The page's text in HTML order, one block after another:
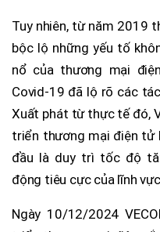
Tuy nhiên, từ năm 2019
bộc lộ những yếu tố
nổ của thương mại
Covid-19 đã lộ rõ các
Xuất phát từ thực tế đó,
triển thương mại điện tử
đầu là duy trì tốc độ
động tiêu cực của lĩnh
Ngày 10/12/2024